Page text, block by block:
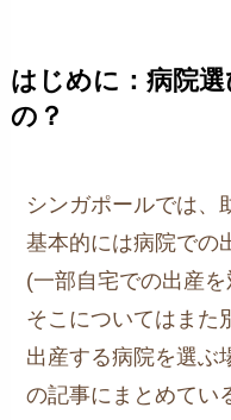
はじめに：病院
の？
シンガポールでは、
基本的には病院での
(一部自宅での出産を
そこについてはまた
出産する病院を選ぶ
の記事にまとめてい